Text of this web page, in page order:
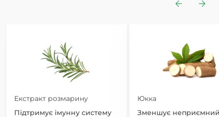
Екстракт розмарину
Підтримує імунну систему
Юкка
Зменшує неприємний